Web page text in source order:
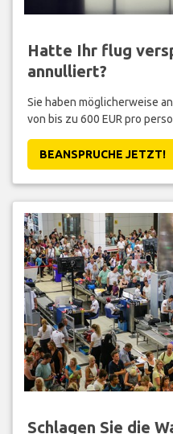
Hatte Ihr flug
annulliert?
Sie haben möglicherweise
von bis zu 600 EUR pro
BEANSPRUCHE JETZT!
Schlagen Sie die